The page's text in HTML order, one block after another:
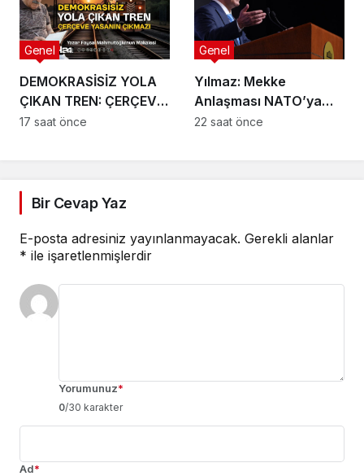
DEMOKRASİSİZ YOLA
ÇIKAN TREN: ÇERÇEVE
YASANIN ÇIKMAZI
Genel
17 saat önce
Yılmaz: Mekke
Anlaşması NATO’ya
veya herhangi bir
Genel
22 saat önce
Bir Cevap Yaz
E-posta adresiniz yayınlanmayacak. Gerekli alanlar
* ile işaretlenmişlerdir
Yorumunuz*
0/30 karakter
Ad*